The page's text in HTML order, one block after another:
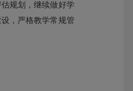
规划，继续做好学
，严格教学常规管